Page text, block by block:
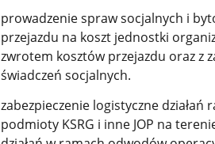
prowadzenie spraw socjalnych i
przejazdu na koszt jednostki
zwrotem kosztów przejazdu oraz z
świadczeń socjalnych.
zabezpieczenie logistyczne
podmioty KSRG i inne JOP na